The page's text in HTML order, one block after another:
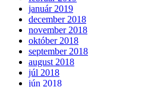
január 2019
december 2018
november 2018
október 2018
september 2018
august 2018
júl 2018
jún 2018